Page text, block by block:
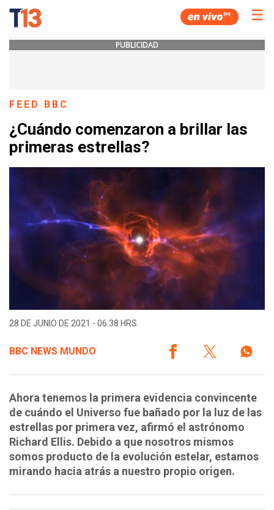
☰
PUBLICIDAD
FEED BBC
¿Cuándo comenzaron a brillar las
primeras estrellas?
28 DE JUNIO DE 2021 - 06:38 HRS.
BBC NEWS MUNDO
Ahora tenemos la primera evidencia convincente
de cuándo el Universo fue bañado por la luz de las
estrellas por primera vez, afirmó el astrónomo
Richard Ellis. Debido a que nosotros mismos
somos producto de la evolución estelar, estamos
mirando hacia atrás a nuestro propio origen.